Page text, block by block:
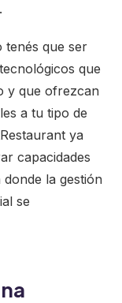
tenés que ser
que
y que ofrezcan
a tu tipo de
ya
capacidades
la gestión
se